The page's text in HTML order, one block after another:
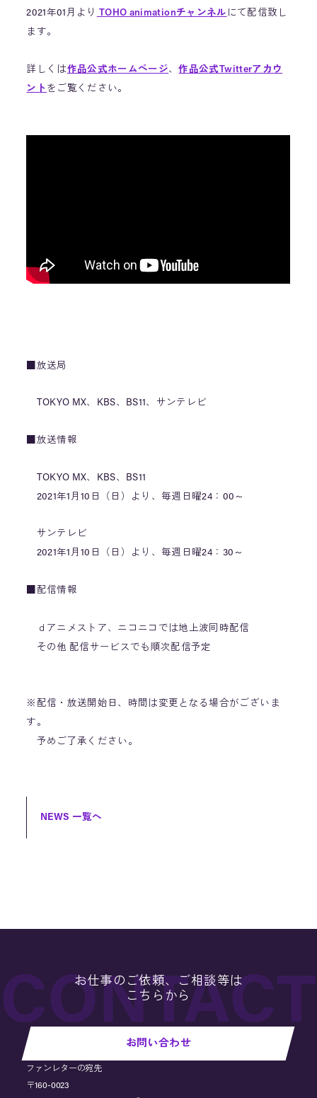
2021年01月より TOHO animationチャンネル にて配信致し
ます。
詳しくは作品公式ホームページ、作品公式Twitterアカウ
ント をご覧ください。
■放送局
TOKYO MX、KBS、BS11、サンテレビ
■放送情報
TOKYO MX、KBS、BS11
2021年1月10日（日）より、毎週日曜24：00～
サンテレビ
2021年1月10日（日）より、毎週日曜24：30～
■配信情報
ｄアニメストア、ニコニコでは地上波同時配信
その他 配信サービスでも順次配信予定
※配信・放送開始日、時間は変更となる場合がございま
す。
予めご了承ください。
NEWS 一覧へ
お仕事のご依頼、ご相談等は
こちらから
お問い合わせ
ファンレターの宛先
〒160-0023